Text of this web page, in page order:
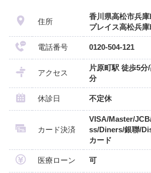
住所
香川県高松市兵
プレイス高松兵
電話番号 0120-504-121
アクセス
片原町駅 徒歩5分
分
休診日 不定休
カード決済
VISA/Master/
ss/Diners/銀聯/
カード
医療ローン 可